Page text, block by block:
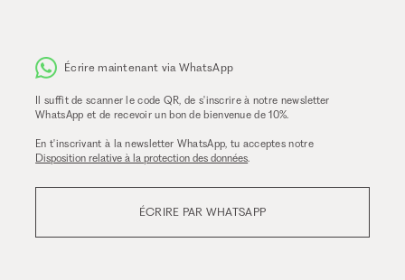
Écrire maintenant via WhatsApp
Il suffit de scanner le code QR, de s'inscrire à notre newsletter
WhatsApp et de recevoir un bon de bienvenue de 10%.
En t'inscrivant à la newsletter WhatsApp, tu acceptes notre
Disposition relative à la protection des données.
ÉCRIRE PAR WHATSAPP